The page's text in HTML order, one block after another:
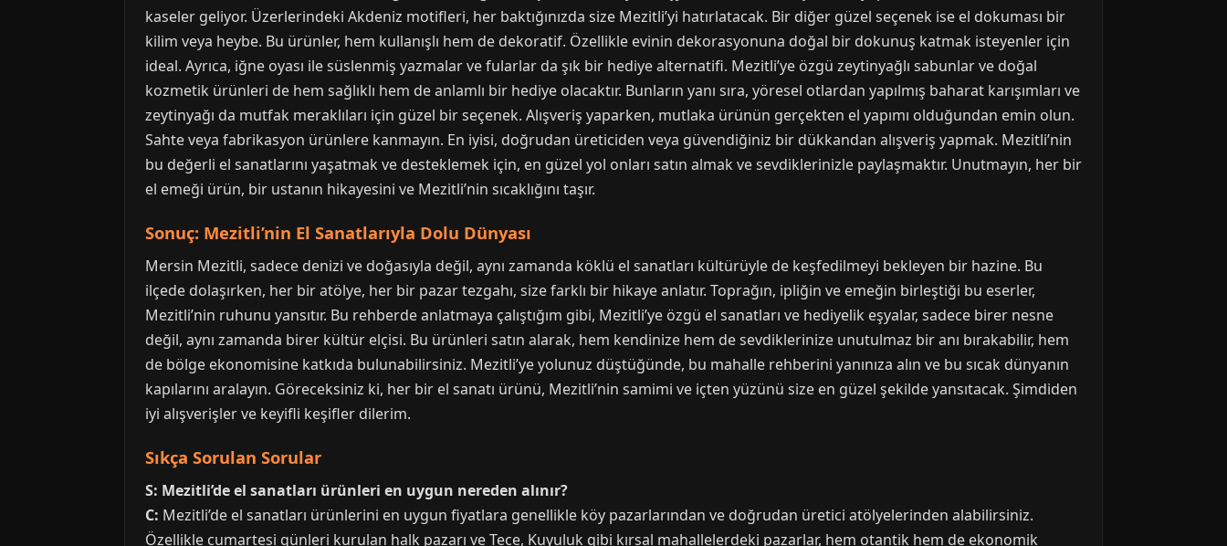
kaseler geliyor. Üzerlerindeki Akdeniz motifleri, her baktığınızda size Mezitli’yi hatırlatacak. Bir diğer güzel seçenek ise el dokuması bir
kilim veya heybe. Bu ürünler, hem kullanışlı hem de dekoratif. Özellikle evinin dekorasyonuna doğal bir dokunuş katmak isteyenler için
ideal. Ayrıca, iğne oyası ile süslenmiş yazmalar ve fularlar da şık bir hediye alternatifi. Mezitli’ye özgü zeytinyağlı sabunlar ve doğal
kozmetik ürünleri de hem sağlıklı hem de anlamlı bir hediye olacaktır. Bunların yanı sıra, yöresel otlardan yapılmış baharat karışımları ve
zeytinyağı da mutfak meraklıları için güzel bir seçenek. Alışveriş yaparken, mutlaka ürünün gerçekten el yapımı olduğundan emin olun.
Sahte veya fabrikasyon ürünlere kanmayın. En iyisi, doğrudan üreticiden veya güvendiğiniz bir dükkandan alışveriş yapmak. Mezitli’nin
bu değerli el sanatlarını yaşatmak ve desteklemek için, en güzel yol onları satın almak ve sevdiklerinizle paylaşmaktır. Unutmayın, her bir
el emeği ürün, bir ustanın hikayesini ve Mezitli’nin sıcaklığını taşır.
Sonuç: Mezitli’nin El Sanatlarıyla Dolu Dünyası
Mersin Mezitli, sadece denizi ve doğasıyla değil, aynı zamanda köklü el sanatları kültürüyle de keşfedilmeyi bekleyen bir hazine. Bu
ilçede dolaşırken, her bir atölye, her bir pazar tezgahı, size farklı bir hikaye anlatır. Toprağın, ipliğin ve emeğin birleştiği bu eserler,
Mezitli’nin ruhunu yansıtır. Bu rehberde anlatmaya çalıştığım gibi, Mezitli’ye özgü el sanatları ve hediyelik eşyalar, sadece birer nesne
değil, aynı zamanda birer kültür elçisi. Bu ürünleri satın alarak, hem kendinize hem de sevdiklerinize unutulmaz bir anı bırakabilir, hem
de bölge ekonomisine katkıda bulunabilirsiniz. Mezitli’ye yolunuz düştüğünde, bu mahalle rehberini yanınıza alın ve bu sıcak dünyanın
kapılarını aralayın. Göreceksiniz ki, her bir el sanatı ürünü, Mezitli’nin samimi ve içten yüzünü size en güzel şekilde yansıtacak. Şimdiden
iyi alışverişler ve keyifli keşifler dilerim.
Sıkça Sorulan Sorular
S: Mezitli’de el sanatları ürünleri en uygun nereden alınır?
C: Mezitli’de el sanatları ürünlerini en uygun fiyatlara genellikle köy pazarlarından ve doğrudan üretici atölyelerinden alabilirsiniz.
Özellikle cumartesi günleri kurulan halk pazarı ve Tece, Kuyuluk gibi kırsal mahallelerdeki pazarlar, hem otantik hem de ekonomik